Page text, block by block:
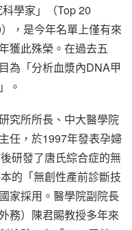
學家」（Top 20
，是今年名單上僅有來
獲此殊榮。在過去五
為「分析血漿內DNA甲
。
究所所長、中大醫學院
任，於1997年發表孕婦
研發了唐氏綜合症的無
的「無創性產前診斷技
家採用。醫學院副院長
務）陳君賜教授多年來